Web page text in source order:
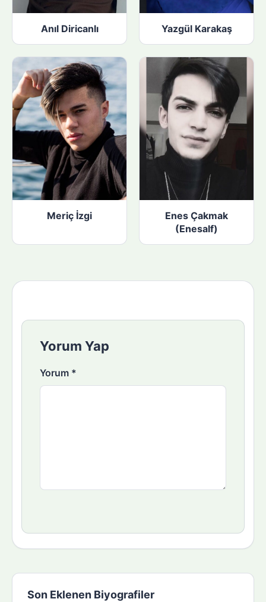
Anıl Diricanlı Yazgül Karakaş
Meriç İzgi
Enes Çakmak
(Enesalf)
Yorum Yap
Yorum *
Son Eklenen Biyografiler